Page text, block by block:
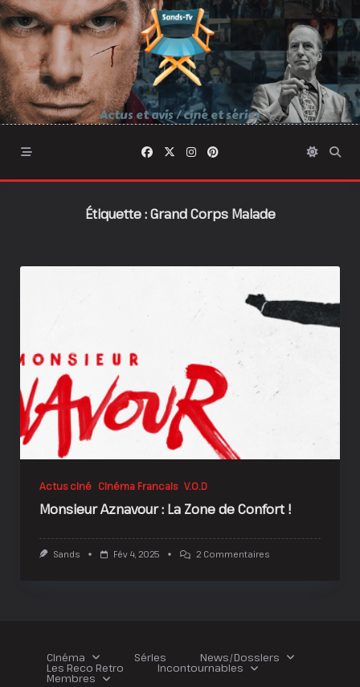
Skip
to
content
Actus et avis / ciné et séries
Étiquette :Grand Corps Malade
Actus ciné Cinéma Francais V.O.D
Monsieur Aznavour : La Zone de Confort !
Sands Fév 4, 2025 2 CommentairesSur
Cinéma Séries News/Dossiers
Les Reco Retro Incontournables
Membres